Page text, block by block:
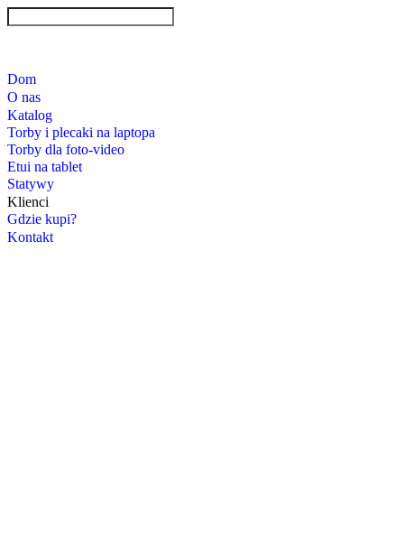
Dom
O nas
Katalog
Torby i plecaki na laptopa
Torby dla foto-video
Etui na tablet
Statywy
Klienci
Gdzie kupi?
Kontakt